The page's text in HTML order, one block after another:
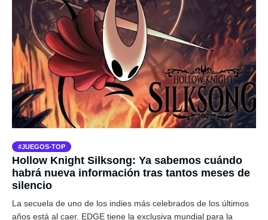
JUEGOS-TOP
Hollow Knight Silksong: Ya sabemos cuándo
habrá nueva información tras tantos meses de
silencio
La secuela de uno de los indies más celebrados de los últimos
años está al caer. EDGE tiene la exclusiva mundial para la